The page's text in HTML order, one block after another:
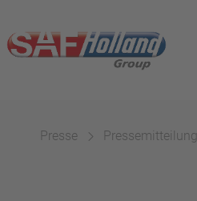
Presse